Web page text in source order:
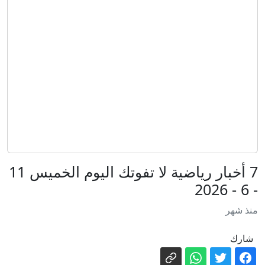
إنفانتينو يعتذر عن الأخطاء مع بقائه رئيساً
للفيفا
زالوجني يقر بسقوط أوراق كييف العسكرية
7 أخبار رياضية لا تفوتك اليوم الخميس 11
- 6 - 2026
منذ شهر
شارك